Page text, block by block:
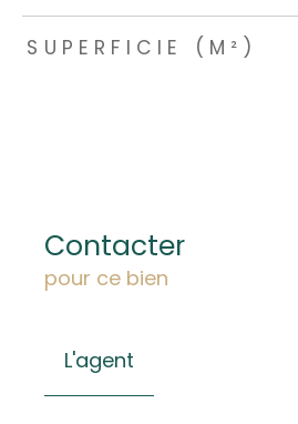
SUPERFICIE (M²)
Contacter
pour ce bien
L'agent